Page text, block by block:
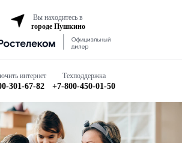
Вы находитесь в
городе Пушкино
интернет
301-67-82
Техподдержка
+7-800-450-01-50